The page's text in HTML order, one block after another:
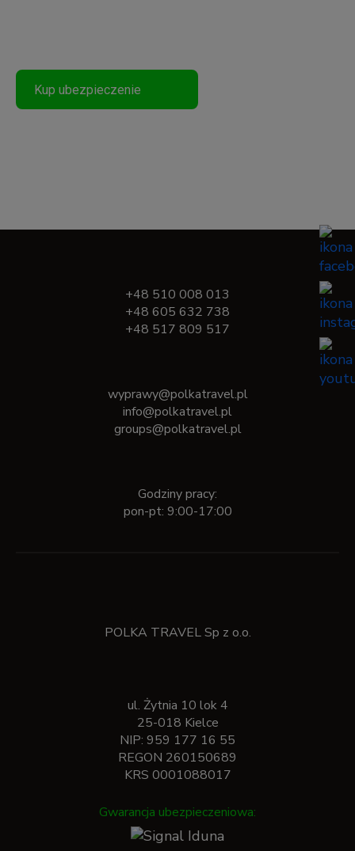
Kup ubezpieczenie
+48 510 008 013
+48 605 632 738
+48 517 809 517
wyprawy@polkatravel.pl
info@polkatravel.pl
groups@polkatravel.pl
Godziny pracy:
pon-pt: 9:00-17:00
POLKA TRAVEL Sp z o.o.
ul. Żytnia 10 lok 4
25-018 Kielce
NIP: 959 177 16 55
REGON 260150689
KRS 0001088017
Gwarancja ubezpieczeniowa: